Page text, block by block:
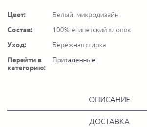
Цвет:
Белый, микродизайн
Состав:
100% египетский хлопок
Уход:
Бережная стирка
Перейти в
категорию:
Приталенные
ОПИСАНИЕ
ДОСТАВКА